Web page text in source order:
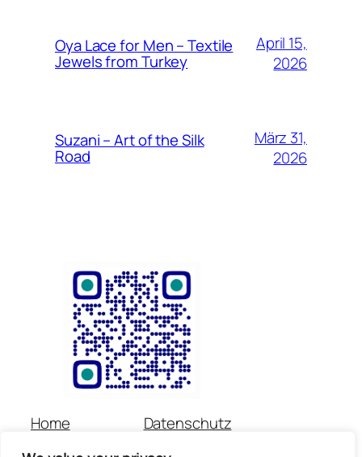
Oya Lace for Men – Textile
Jewels from Turkey
April 15,
2026
Suzani – Art of the Silk
Road
März 31,
2026
Home
Datenschutz